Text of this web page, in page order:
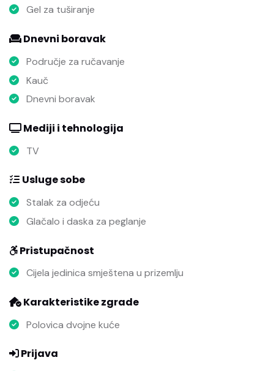
Gel za tuširanje
Dnevni boravak
Područje za ručavanje
Kauč
Dnevni boravak
Mediji i tehnologija
TV
Usluge sobe
Stalak za odjeću
Glačalo i daska za peglanje
Pristupačnost
Cijela jedinica smještena u prizemlju
Karakteristike zgrade
Polovica dvojne kuće
Prijava